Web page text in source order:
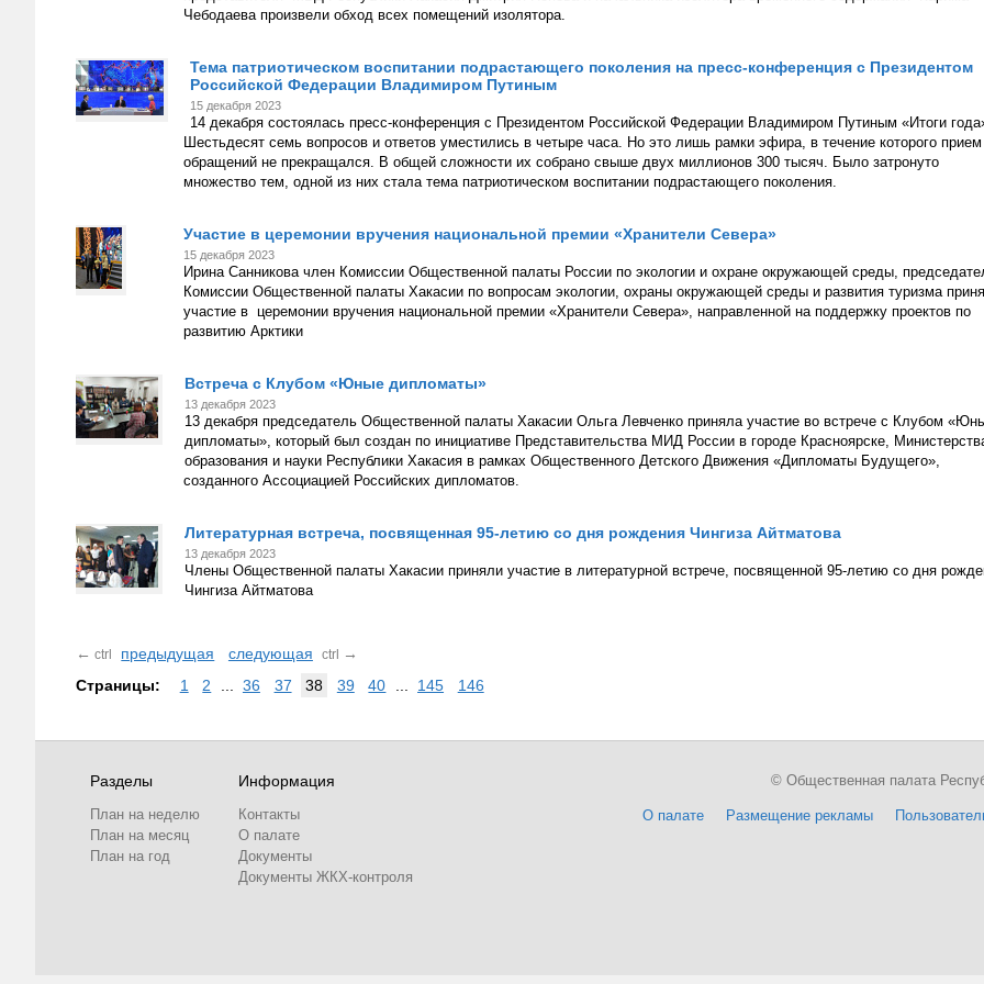
Чебодаева произвели обход всех помещений изолятора.
Тема патриотическом воспитании подрастающего поколения на пресс-конференция с Президентом
Российской Федерации Владимиром Путиным
15 декабря 2023
14 декабря состоялась пресс-конференция с Президентом Российской Федерации Владимиром Путиным «Итоги
Шестьдесят семь вопросов и ответов уместились в четыре часа. Но это лишь рамки эфира, в течение которого прием
обращений не прекращался. В общей сложности их собрано свыше двух миллионов 300 тысяч. Было затронуто
множество тем, одной из них стала тема патриотическом воспитании подрастающего поколения.
Участие в церемонии вручения национальной премии «Хранители Севера»
15 декабря 2023
Ирина Санникова член Комиссии Общественной палаты России по экологии и охране окружающей среды,
Комиссии Общественной палаты Хакасии по вопросам экологии, охраны окружающей среды и развития туризма
участие в церемонии вручения национальной премии «Хранители Севера», направленной на поддержку проектов по
развитию Арктики
Встреча с Клубом «Юные дипломаты»
13 декабря 2023
13 декабря председатель Общественной палаты Хакасии Ольга Левченко приняла участие во встрече с Клубом
дипломаты», который был создан по инициативе Представительства МИД России в городе Красноярске,
образования и науки Республики Хакасия в рамках Общественного Детского Движения «Дипломаты Будущего»,
созданного Ассоциацией Российских дипломатов.
Литературная встреча, посвященная 95-летию со дня рождения Чингиза Айтматова
13 декабря 2023
Члены Общественной палаты Хакасии приняли участие в литературной встрече, посвященной 95-летию со дня
Чингиза Айтматова
← ctrl предыдущая следующая ctrl
→
Страницы:
1 2 36 37 38 39 40 145 146
Разделы
План на неделю
План на месяц
План на год
Информация
Контакты
О палате
Документы
Документы ЖКХ-контроля
О палате Размещение рекламы
© Общественная палата